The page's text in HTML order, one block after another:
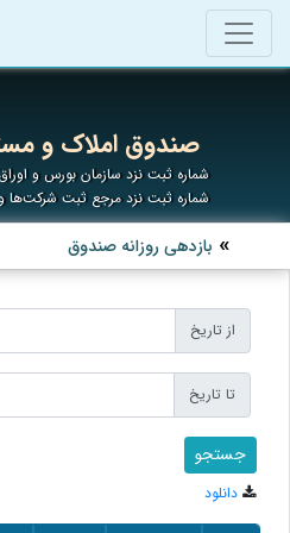
صندوق املاک و
شماره ثبت نزد سازمان بورس و اوراق
شماره ثبت نزد مرجع ثبت شرکت‌ها
بازدهی روزانه صندوق
از تاریخ
تا تاریخ
دانلود